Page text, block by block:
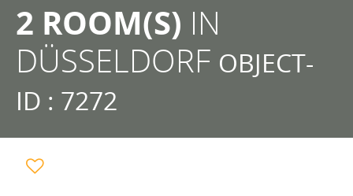
2 ROOM(S) IN
DÜSSELDORF OBJECT-
ID : 7272